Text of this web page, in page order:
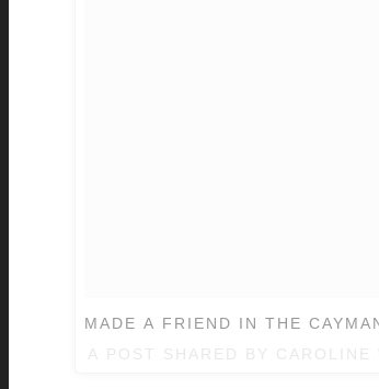
MADE A FRIEND IN THE